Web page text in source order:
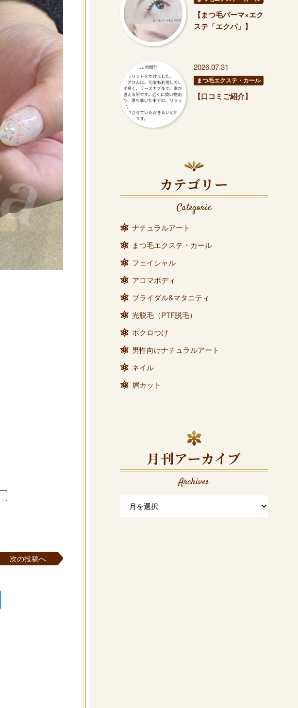
次の投稿へ
【まつ毛パーマ×エク
ステ「エクパ」】
2026.07.31
まつ毛エクステ・カール
【口コミご紹介】
カテゴリー
Categorie
ナチュラルアート
まつ毛エクステ・カール
フェイシャル
アロマボディ
ブライダル&マタニティ
光脱毛（PTF脱毛）
ホクロつけ
男性向けナチュラルアート
ネイル
眉カット
月刊アーカイブ
Archives